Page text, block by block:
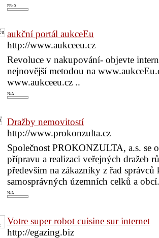
PR: 0
aukční portál aukceEu
http://www.aukceeu.cz
Revoluce v nakupování- objevte
nejnovější metodou na
www.aukceeu.cz ..
N/A
Dražby nemovitostí
http://www.prokonzulta.cz
Společnost PROKONZULTA, a.s. se
přípravu a realizaci veřejných dražeb
především na zákazníky z řad
samosprávných územních celků a
N/A
Votre super robot cuisine sur internet
http://egazing.biz